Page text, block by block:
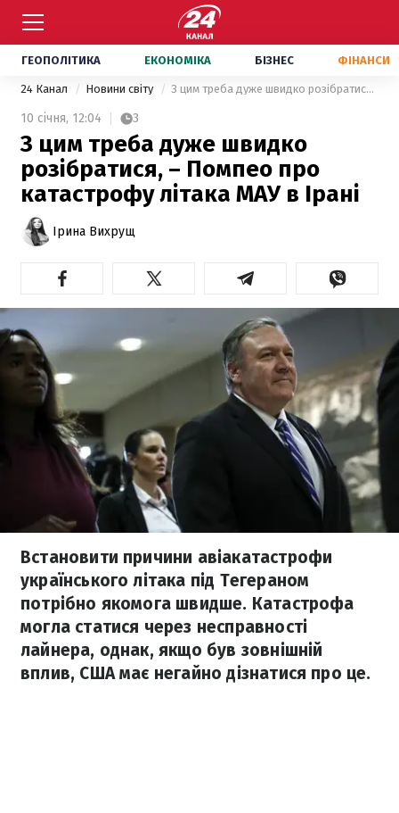
ГЕОПОЛІТИКА ЕКОНОМІКА БІЗНЕС ФІНАНСИ
24 Канал Новини світу З цим треба дуже швидко розібратися, – Помпео про катастрофу літака МАУ в Ірані
10 січня, 12:04 3
З цим треба дуже швидко
розібратися, – Помпео про
катастрофу літака МАУ в Ірані
Ірина Вихрущ
Встановити причини авіакатастрофи
українського літака під Тегераном
потрібно якомога швидше. Катастрофа
могла статися через несправності
лайнера, однак, якщо був зовнішній
вплив, США має негайно дізнатися про це.